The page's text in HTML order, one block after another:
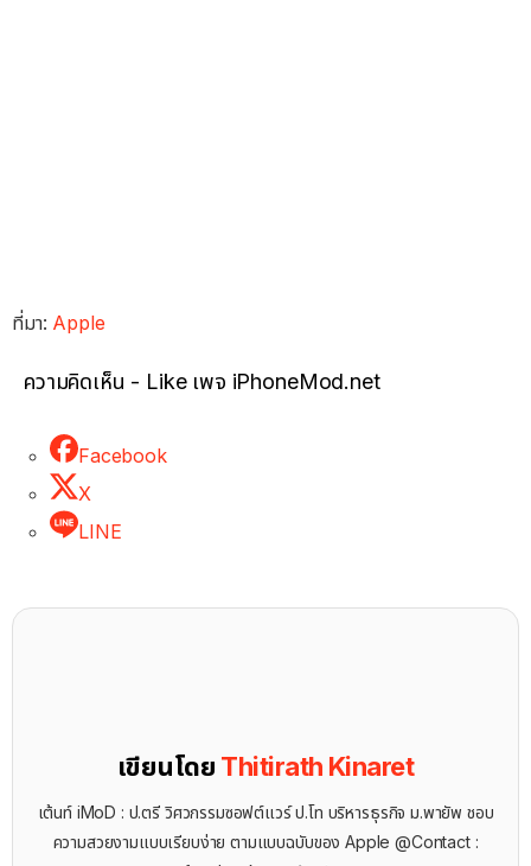
ที่มา: Apple
ความคิดเห็น - Like เพจ iPhoneMod.net
Facebook
X
LINE
เขียนโดย Thitirath Kinaret
เต้นท์ iMoD : ป.ตรี วิศวกรรมซอฟต์แวร์ ป.โท บริหารธุรกิจ ม.พายัพ ชอบ
ความสวยงามแบบเรียบง่าย ตามแบบฉบับของ Apple @Contact :